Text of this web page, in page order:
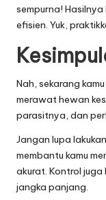
sempurna!
efisien. Yuk,
Nah, sekarang
merawat hewan
parasitnya, dan
Jangan lupa
membantu kamu
akurat. Kontrol
jangka panjang.